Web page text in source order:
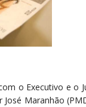
o Executivo e o
Maranhão